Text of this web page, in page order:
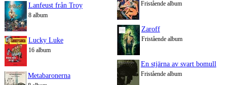
Lanfeust från Troy
8 album
Lucky Luke
16 album
Metabaronerna
Fristående album
Zaroff
Fristående album
En stjärna av svart bomull
Fristående album